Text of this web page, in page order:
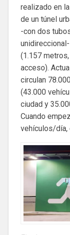
realizado en
de un túnel
-con dos
(1.157
acceso).
circulan
(43.000
ciudad y
Cuando
vehículos/día,